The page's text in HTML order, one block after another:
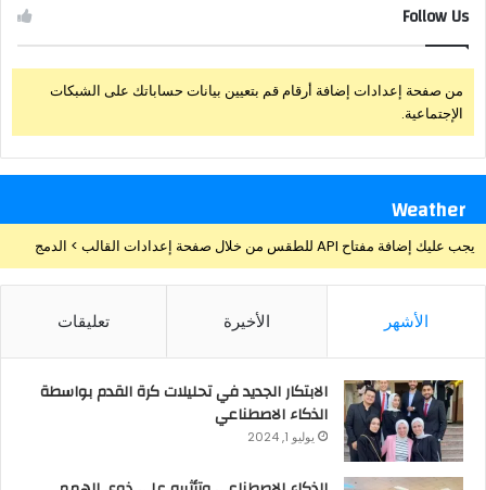
Follow Us
من صفحة إعدادات إضافة أرقام قم بتعيين بيانات حساباتك على الشبكات
الإجتماعية.
Weather
يجب عليك إضافة مفتاح API للطقس من خلال صفحة إعدادات القالب > الدمج
الأشهر الأخيرة تعليقات
الابتكار الجديد في تحليلات كرة القدم بواسطة
الذكاء الاصطناعي
يوليو 1, 2024